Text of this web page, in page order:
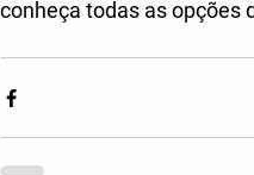
conheça todas as opções